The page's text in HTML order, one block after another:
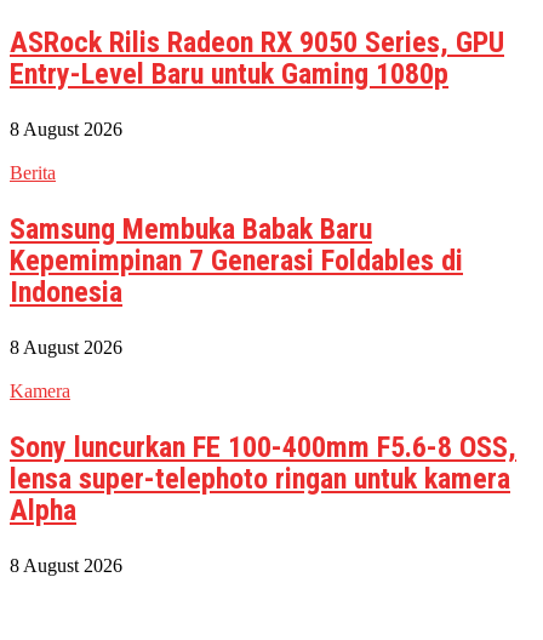
ASRock Rilis Radeon RX 9050 Series, GPU
Entry-Level Baru untuk Gaming 1080p
8 August 2026
Berita
Samsung Membuka Babak Baru
Kepemimpinan 7 Generasi Foldables di
Indonesia
8 August 2026
Kamera
Sony luncurkan FE 100-400mm F5.6-8 OSS,
lensa super-telephoto ringan untuk kamera
Alpha
8 August 2026